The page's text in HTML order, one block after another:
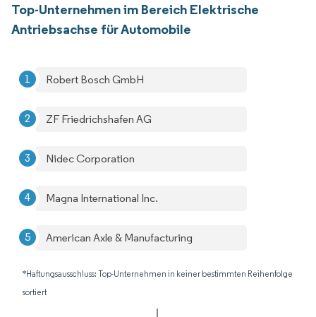
Top-Unternehmen im Bereich Elektrische
Antriebsachse für Automobile
Robert Bosch GmbH
ZF Friedrichshafen AG
Nidec Corporation
Magna International Inc.
American Axle & Manufacturing
*Haftungsausschluss: Top-Unternehmen in keiner bestimmten Reihenfolge
sortiert